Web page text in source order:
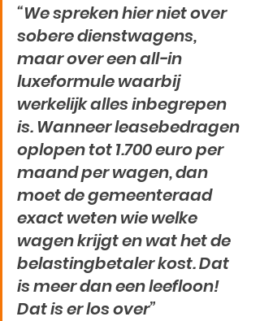
“We spreken hier niet over
sobere dienstwagens,
maar over een all-in
luxeformule waarbij
werkelijk alles inbegrepen
is. Wanneer leasebedragen
oplopen tot 1.700 euro per
maand per wagen, dan
moet de gemeenteraad
exact weten wie welke
wagen krijgt en wat het de
belastingbetaler kost. Dat
is meer dan een leefloon!
Dat is er los over”